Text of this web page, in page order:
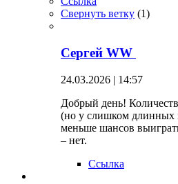
Свернуть ветку (1)
Сергей WW
24.03.2026 | 14:57
Добрый день!
(но у слишком длинных
меньше шансов
– нет.
Ссылка